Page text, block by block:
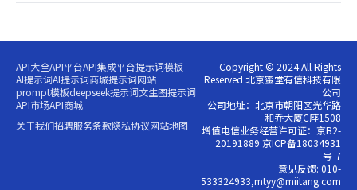
API大全API平台API集成平台提示词模板
AI提示词AI提示词商城提示词网站
prompt模板deepseek提示词文生图提示词
API市场API商城
关于我们招聘服务条款隐私协议网站地图
Copyright © 2024 All Rights
Reserved 北京蜜堂有信科技有限
公司
公司地址：北京市朝阳区光华路
和乔大厦C座1508
增值电信业务经营许可证：京B2-
20191889 京ICP备18034931
号-7
意见反馈: 010-
533324933,mtyy@miitang.com